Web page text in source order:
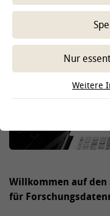
-- Unterbereich
Willkommen auf den
für
Nur
Weitere